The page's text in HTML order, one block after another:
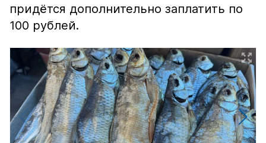
придётся дополнительно заплатить по
100 рублей.